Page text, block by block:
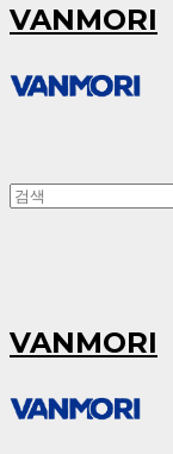
VANMORI
VANMORI